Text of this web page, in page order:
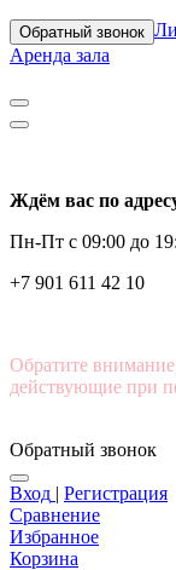
Обратный звонок
Аренда зала
Ждём вас по
Пн-Пт с 09:00 до
+7 901 611 42 10
Обратите
действующие при
Обратный звонок
Вход | Регистрация
Сравнение
Избранное
Корзина